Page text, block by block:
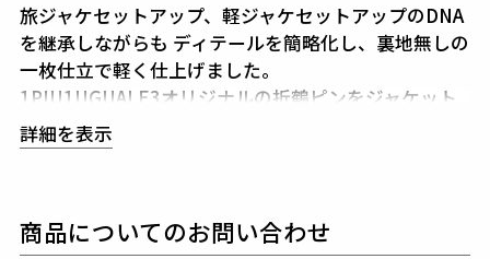
旅ジャケセットアップ、軽ジャケセットアップのDNA
を継承しながらも ディテールを簡略化し、裏地無しの
一枚仕立で軽く仕上げました。
1PIU1UGUALE3オリジナルの折鶴ピンをジャケット
のラペルに付属しています。
共生地で作られた専用ポーチを付属することで
素材
詳細を表示
商品についてのお問い合わせ